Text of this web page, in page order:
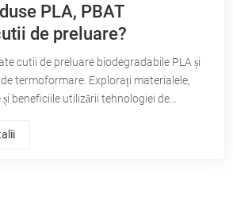
PLA, PBAT
de preluare?
cutii de preluare biodegradabile PLA și
termoformare. Explorați materialele,
beneficiile utilizării tehnologiei de